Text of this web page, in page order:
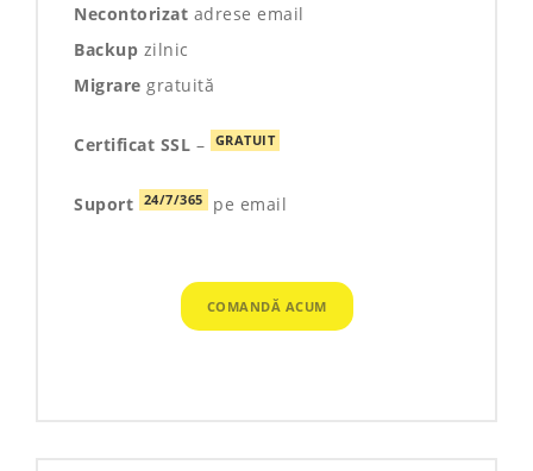
Necontorizat adrese email
Backup zilnic
Migrare gratuită
Certificat SSL – GRATUIT
Suport 24/7/365 pe email
COMANDĂ ACUM